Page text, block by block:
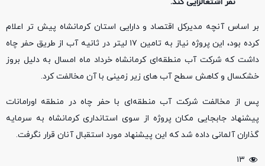
بر اساس آنچه مدیرکل اقتصاد و دارایی استان کرمانشاه پیش تر اعلام
کرده بود، این پروژه نیاز به تامین ۱۷ لیتر در ثانیه آب از طریق حفر چاه
داشت که شرکت آب منطقه‌ای کرمانشاه خرداد ماه امسال به دلیل بروز
خشکسال و کاهش سطح آب های زیر زمینی با آن مخالفت کرد.
پس از مخالفت شرکت آب منطقه‌ای با حفر چاه در منطقه اورامانات
پیشنهاد جابجایی مکان پروژه از سوی استانداری کرمانشاه به سرمایه
گذاران آلمانی داده شد که این پیشنهاد مورد استقبال آنان قرار نگرفت.
۱۳